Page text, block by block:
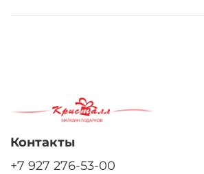
Контакты
+7 927 276-53-00